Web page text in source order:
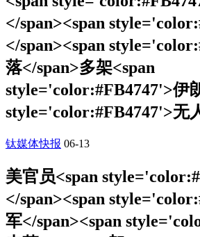
</span><span
</span><span
落</span>多架<span
style='color:#FB4747'>伊
style='color:#FB4747'>无
钛媒体快报 06-13
美官员<span
</span><span
军</span><span